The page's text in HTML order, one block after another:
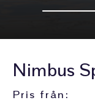
Nimbus
Pris från: